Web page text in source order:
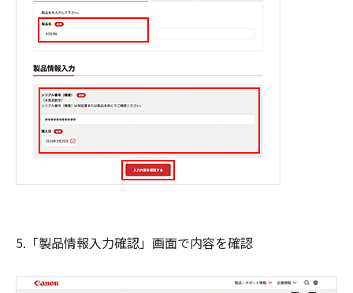
5.「製品情報入力確認」画面で内容を確認